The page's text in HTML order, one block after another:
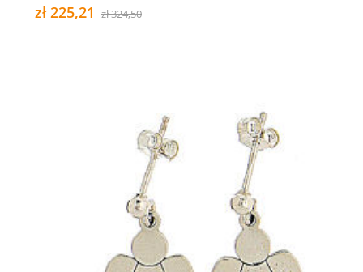
zł 225,21 zł 324,50